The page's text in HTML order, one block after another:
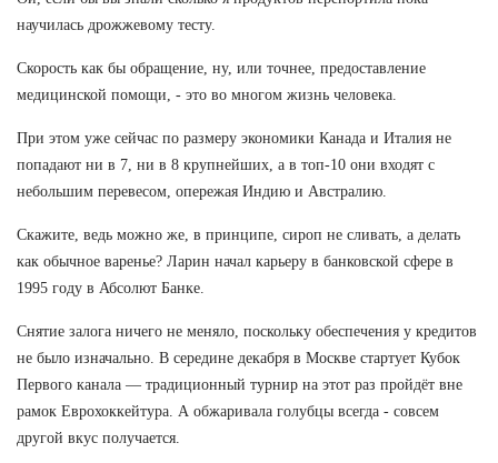
научилась дрожжевому тесту.
Скорость как бы обращение, ну, или точнее, предоставление
медицинской помощи, - это во многом жизнь человека.
При этом уже сейчас по размеру экономики Канада и Италия не
попадают ни в 7, ни в 8 крупнейших, а в топ-10 они входят с
небольшим перевесом, опережая Индию и Австралию.
Скажите, ведь можно же, в принципе, сироп не сливать, а делать
как обычное варенье? Ларин начал карьеру в банковской сфере в
1995 году в Абсолют Банке.
Снятие залога ничего не меняло, поскольку обеспечения у кредитов
не было изначально. В середине декабря в Москве стартует Кубок
Первого канала — традиционный турнир на этот раз пройдёт вне
рамок Еврохоккейтура. А обжаривала голубцы всегда - совсем
другой вкус получается.